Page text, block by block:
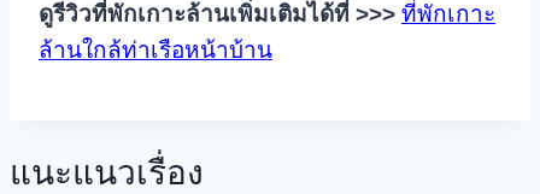
ดูรีวิวที่พักเกาะล้านเพิ่มเติมได้ที่ >>> ที่พักเกาะ
ล้านใกล้ท่าเรือหน้าบ้าน
แนะแนวเรื่อง